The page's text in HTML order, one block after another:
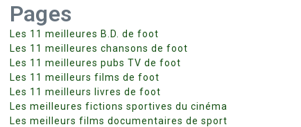
Pages
Les 11 meilleures B.D. de foot
Les 11 meilleures chansons de foot
Les 11 meilleures pubs TV de foot
Les 11 meilleurs films de foot
Les 11 meilleurs livres de foot
Les meilleures fictions sportives du cinéma
Les meilleurs films documentaires de sport